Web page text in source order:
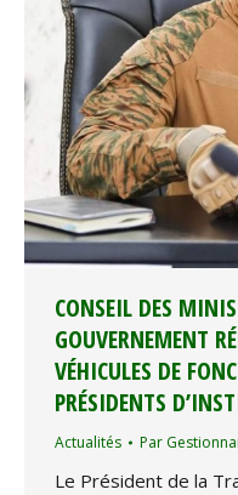
CONSEIL DES
GOUVERNEMENT
VÉHICULES DE
PRÉSIDENTS
Actualités Par
Le Président de la